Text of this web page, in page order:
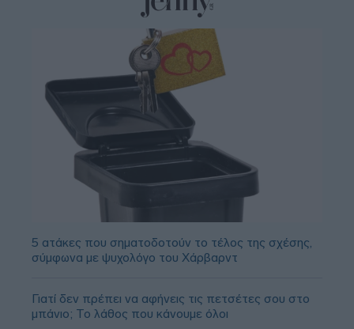
5 ατάκες που σηματοδοτούν το τέλος της σχέσης,
σύμφωνα με ψυχολόγο του Χάρβαρντ
Γιατί δεν πρέπει να αφήνεις τις πετσέτες σου στο
μπάνιο; Το λάθος που κάνουμε όλοι